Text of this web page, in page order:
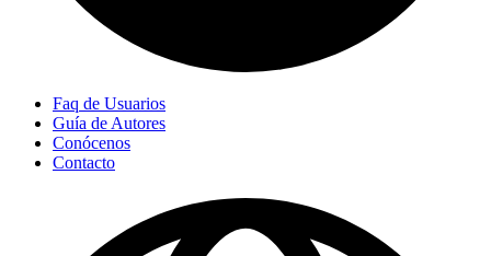
Faq de Usuarios
Guía de Autores
Conócenos
Contacto